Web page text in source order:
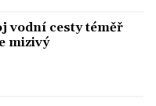
vodní cesty téměř
mizivý